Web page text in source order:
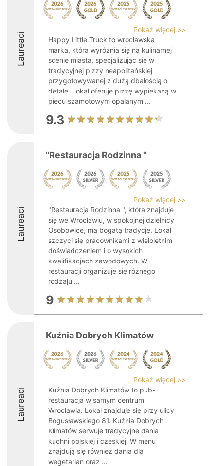
Laureaci
Pokaż więcej >>
Happy Little Truck to wrocławska
marka, która wyróżnia się na kulinarnej
scenie miasta, specjalizując się w
tradycyjnej pizzy neapolitańskiej
przygotowywanej z dużą dbałością o
detale. Lokal oferuje pizzę wypiekaną w
piecu szamotowym opalanym ...
9.3
Laureaci
"Restauracja Rodzinna "
Pokaż więcej >>
"Restauracja Rodzinna ", która znajduje
się we Wrocławiu, w spokojnej dzielnicy
Osobowice, ma bogatą tradycję. Lokal
szczyci się pracownikami z wieloletnim
doświadczeniem i o wysokich
kwalifikacjach zawodowych. W
restauracji organizuje się różnego
rodzaju ...
9
Laureaci
Kuźnia Dobrych Klimatów
Pokaż więcej >>
Kuźnia Dobrych Klimatów to pub-
restauracja w samym centrum
Wrocławia. Lokal znajduje się przy ulicy
Bogusławskiego 81. Kuźnia Dobrych
Klimatów serwuje tradycyjne dania
kuchni polskiej i czeskiej. W menu
znajdują się również dania dla
wegetarian oraz ...